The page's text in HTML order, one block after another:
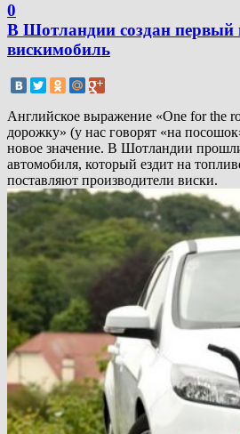
0
В Шотландии создан первый
вискимобиль
Английское выражение «One for the
дорожку» (у нас говорят «на
новое значение. В Шотландии
автомобиля, который ездит на
поставляют производители виски.